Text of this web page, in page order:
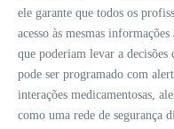
ele garante que todos os
acesso às mesmas
que poderiam levar a decisões
pode ser programado com
interações medicamentosas,
como uma rede de segurança